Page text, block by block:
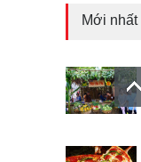
Mới nhất